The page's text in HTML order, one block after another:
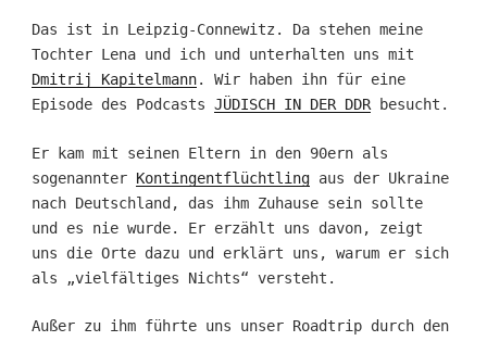
Das ist in Leipzig-Connewitz. Da stehen meine
Tochter Lena und ich und unterhalten uns mit
Dmitrij Kapitelmann. Wir haben ihn für eine
Episode des Podcasts JÜDISCH IN DER DDRbesucht.
Er kam mit seinen Eltern in den 90ern als
sogenannter Kontingentflüchtlingaus der Ukraine
nach Deutschland, das ihm Zuhause sein sollte
und es nie wurde. Er erzählt uns davon, zeigt
uns die Orte dazu und erklärt uns, warum er sich
als „vielfältiges Nichts“ versteht.
Außer zu ihm führte uns unser Roadtrip durch den